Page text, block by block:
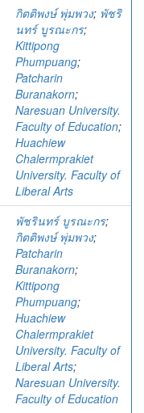
กิตติพงษ์ พุ่มพวง; พัชริ
นทร์ บูรณะกร;
Kittipong
Phumpuang;
Patcharin
Buranakorn;
Naresuan University.
Faculty of Education;
Huachiew
Chalermprakiet
University. Faculty of
Liberal Arts
พัชรินทร์ บูรณะกร;
กิตติพงษ์ พุ่มพวง;
Patcharin
Buranakorn;
Kittipong
Phumpuang;
Huachiew
Chalermprakiet
University. Faculty of
Liberal Arts;
Naresuan University.
Faculty of Education